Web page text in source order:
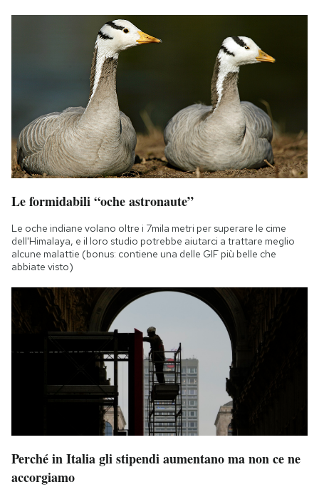
Le formidabili “oche astronaute”
Le oche indiane volano oltre i 7mila metri per superare le cime
dell'Himalaya, e il loro studio potrebbe aiutarci a trattare meglio
alcune malattie (bonus: contiene una delle GIF più belle che
abbiate visto)
Perché in Italia gli stipendi aumentano ma non ce ne
accorgiamo